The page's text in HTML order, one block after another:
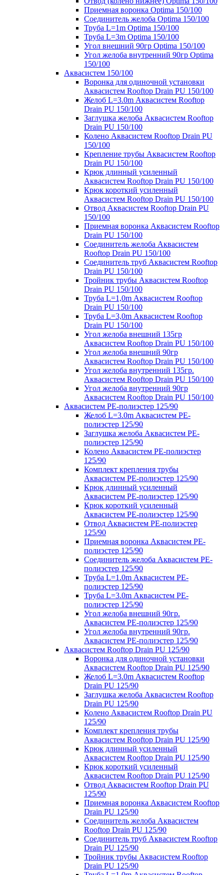
Приемная воронка Optima 150/100
Соединитель желоба Optima 150/100
Труба L=1m Optima 150/100
Труба L=3m Optima 150/100
Угол внешний 90гр Optima 150/100
Угол желоба внутренний 90гр Optima
150/100
Аквасистем 150/100
Воронка для одиночной установки
Аквасистем Rooftop Drain PU 150/100
Желоб L=3.0m Аквасистем Rooftop
Drain PU 150/100
Заглушка желоба Аквасистем Rooftop
Drain PU 150/100
Колено Аквасистем Rooftop Drain PU
150/100
Крепление трубы Аквасистем Rooftop
Drain PU 150/100
Крюк длинный усиленный
Аквасистем Rooftop Drain PU 150/100
Крюк короткий усиленный
Аквасистем Rooftop Drain PU 150/100
Отвод Аквасистем Rooftop Drain PU
150/100
Приемная воронка Аквасистем Rooftop
Drain PU 150/100
Соединитель желоба Аквасистем
Rooftop Drain PU 150/100
Соединитель труб Аквасистем Rooftop
Drain PU 150/100
Тройник трубы Аквасистем Rooftop
Drain PU 150/100
Труба L=1,0m Аквасистем Rooftop
Drain PU 150/100
Труба L=3,0m Аквасистем Rooftop
Drain PU 150/100
Угол желоба внешний 135гр
Аквасистем Rooftop Drain PU 150/100
Угол желоба внешний 90гр
Аквасистем Rooftop Drain PU 150/100
Угол желоба внутренний 135гр.
Аквасистем Rooftop Drain PU 150/100
Угол желоба внутренний 90гр
Аквасистем Rooftop Drain PU 150/100
Аквасистем PE-полиэстер 125/90
Желоб L=3.0m Аквасистем PE-
полиэстер 125/90
Заглушка желоба Аквасистем PE-
полиэстер 125/90
Колено Аквасистем PE-полиэстер
125/90
Комплект крепления трубы
Аквасистем PE-полиэстер 125/90
Крюк длинный усиленный
Аквасистем PE-полиэстер 125/90
Крюк короткий усиленный
Аквасистем PE-полиэстер 125/90
Отвод Аквасистем РЕ-полиэстер
125/90
Приемная воронка Аквасистем PE-
полиэстер 125/90
Соединитель желоба Аквасистем PE-
полиэстер 125/90
Труба L=1.0m Аквасистем PE-
полиэстер 125/90
Труба L=3.0m Аквасистем PE-
полиэстер 125/90
Угол желоба внешний 90гр.
Аквасистем PE-полиэстер 125/90
Угол желоба внутренний 90гр.
Аквасистем PE-полиэстер 125/90
Аквасистем Rooftop Drain PU 125/90
Воронка для одиночной установки
Аквасистем Rooftop Drain PU 125/90
Желоб L=3.0m Аквасистем Rooftop
Drain PU 125/90
Заглушка желоба Аквасистем Rooftop
Drain PU 125/90
Колено Аквасистем Rooftop Drain PU
125/90
Комплект крепления трубы
Аквасистем Rooftop Drain PU 125/90
Крюк длинный усиленный
Аквасистем Rooftop Drain PU 125/90
Крюк короткий усиленный
Аквасистем Rooftop Drain PU 125/90
Отвод Аквасистем Rooftop Drain PU
125/90
Приемная воронка Аквасистем Rooftop
Drain PU 125/90
Соединитель желоба Аквасистем
Rooftop Drain PU 125/90
Соединитель труб Аквасистем Rooftop
Drain PU 125/90
Тройник трубы Аквасистем Rooftop
Drain PU 125/90